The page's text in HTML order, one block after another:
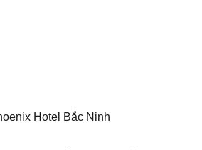
Hotel Bắc Ninh